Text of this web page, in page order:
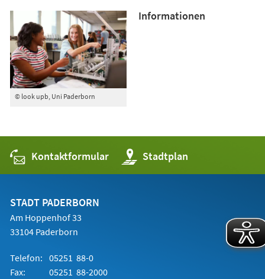
© look upb, Uni Paderborn
Informationen
Kontaktformular Stadtplan
(Öffnet
in
einem
STADT PADERBORN
Am Hoppenhof 33
33104 Paderborn
Telefon: 05251 88-0
Fax:
05251 88-2000